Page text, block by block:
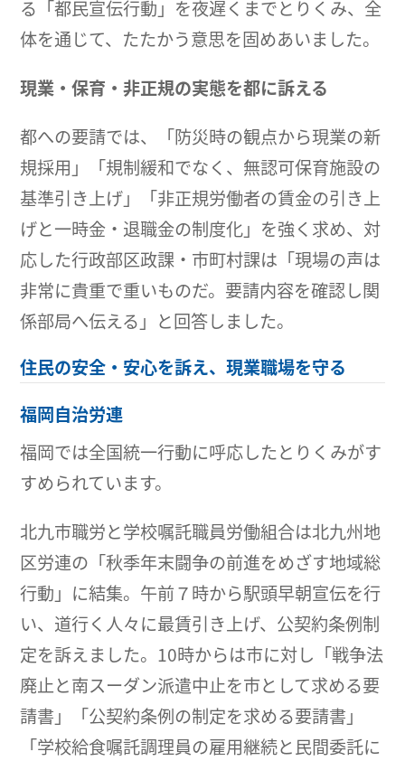
る「都民宣伝行動」を夜遅くまでとりくみ、全
体を通じて、たたかう意思を固めあいました。
現業・保育・非正規の実態を都に訴える
都への要請では、「防災時の観点から現業の新
規採用」「規制緩和でなく、無認可保育施設の
基準引き上げ」「非正規労働者の賃金の引き上
げと一時金・退職金の制度化」を強く求め、対
応した行政部区政課・市町村課は「現場の声は
非常に貴重で重いものだ。要請内容を確認し関
係部局へ伝える」と回答しました。
住民の安全・安心を訴え、現業職場を守る
福岡自治労連
福岡では全国統一行動に呼応したとりくみがす
すめられています。
北九市職労と学校嘱託職員労働組合は北九州地
区労連の「秋季年末闘争の前進をめざす地域総
行動」に結集。午前７時から駅頭早朝宣伝を行
い、道行く人々に最賃引き上げ、公契約条例制
定を訴えました。10時からは市に対し「戦争法
廃止と南スーダン派遣中止を市として求める要
請書」「公契約条例の制定を求める要請書」
「学校給食嘱託調理員の雇用継続と民間委託に